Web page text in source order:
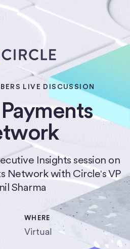
LIVE DISCUSSION
Insights session on
Network with Circle's VP
Sharma
WHERE
Virtual